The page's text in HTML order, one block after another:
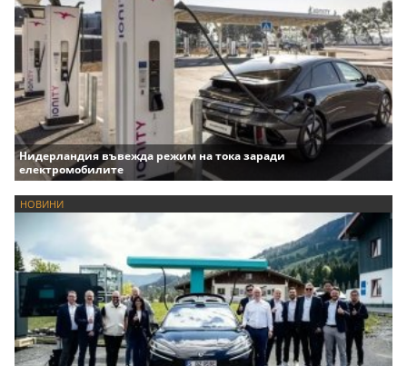
Нидерландия въвежда режим на тока заради
електромобилите
НОВИНИ